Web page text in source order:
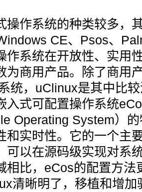
操作系统的种类较多，
CE、Psos、
作系统在开放性、实用
为商用产品。除了商用
统，uClinux是其中比
入式可配置操作系统
Operating System）
和实时性。它的一个主
可以在源码级实现对系
相比，eCos的配置方
清晰明了，移植和增